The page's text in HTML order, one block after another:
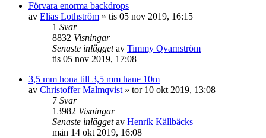
Förvara enorma backdrops
av Elias Lothström » tis 05 nov 2019, 16:15
1 Svar
8832 Visningar
Senaste inläggetav Timmy Qvarnström
tis 05 nov 2019, 17:08
3,5 mm hona till 3,5 mm hane 10m
av Christoffer Malmqvist » tor 10 okt 2019, 13:08
7 Svar
13982 Visningar
Senaste inläggetav Henrik Källbäcks
mån 14 okt 2019, 16:08